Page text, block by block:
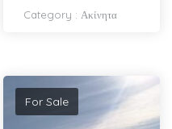
Category : Ακίνητα
For Sale